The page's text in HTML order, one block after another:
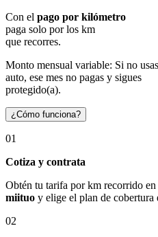
Con el pago por kilómetro
paga solo por los km
que recorres.
Monto mensual variable: Si no
auto, ese mes no pagas y sigues
protegido(a).
¿Cómo funciona?
01
Cotiza y contrata
Obtén tu tarifa por km recorrido
miituo y elige el plan de cobertura
02